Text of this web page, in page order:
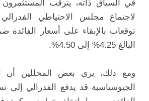
في السياق ذاته، يترقّب المستثمرون
لاجتماع مجلس الاحتياطي
توقعات بالإبقاء على أسعار الفائدة
البالغ 4.25% إلى 4.50%.
ومع ذلك، يرى بعض المحللين أن
الجيوسياسية قد يدفع الفدرالي